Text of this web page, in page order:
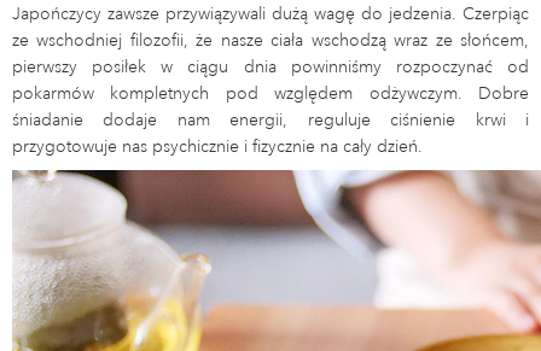
Japończycy zawsze przywiązywali dużą wagę do jedzenia. Czerpiąc
ze wschodniej filozofii, że nasze ciała wschodzą wraz ze słońcem,
pierwszy posiłek w ciągu dnia powinniśmy rozpoczynać od
pokarmów kompletnych pod względem odżywczym. Dobre
śniadanie dodaje nam energii, reguluje ciśnienie krwi i
przygotowuje nas psychicznie i fizycznie na cały dzień.